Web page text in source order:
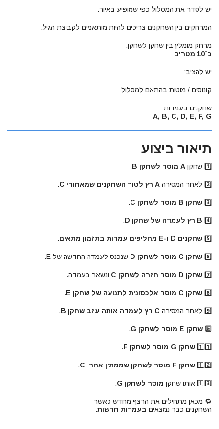
יש לסדר את המסלול כפי שמופיע באיור.
המרחקים בין השחקנים צריכים להיות מותאמים לקבוצת הגיל.
מרחק מומלץ בין שחקן לשחקן:
כ־10 מטרים
יש להציב:
קונוסים / מוטות בהתאם למסלול
שחקנים בעמדות:
A, B, C, D, E, F, G
תיאור ביצוע
1️⃣ שחקן A מוסר לשחקן B .
2️⃣ לאחר המסירה A רץ לטור השחקנים שמאחורי C .
3️⃣ שחקן B מוסר לשחקן C .
4️⃣ B רץ לעמדה של שחקן D .
5️⃣ שחקנים D ו-E מחליפים עמדות בתזמון מתאים .
6️⃣ שחקן C מוסר לשחקן D שנכנס לעמדה החדשה של E.
7️⃣ שחקן D מוסר חזרה לשחקן C ונשאר בעמדה.
8️⃣ שחקן C מוסר אלכסונית לתנועה של שחקן E .
9️⃣ לאחר המסירה C רץ לעמדה אותה עזב שחקן B .
🔟 שחקן E מוסר לשחקן G .
1️⃣1️⃣ שחקן G מוסר לשחקן F .
1️⃣2️⃣ שחקן F מוסר לשחקן שממתין אחרי C .
1️⃣3️⃣ אותו שחקן מוסר לשחקן G .
🔁 מכאן מתחילים את הרצף מחדש כאשר
השחקנים כבר נמצאים בעמדות חדשות.